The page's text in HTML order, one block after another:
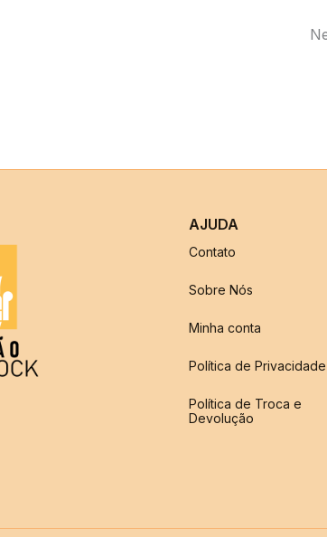
AJUDA
Contato
Sobre Nós
Minha conta
Política de Privacidade
Política de Troca e
Devolução